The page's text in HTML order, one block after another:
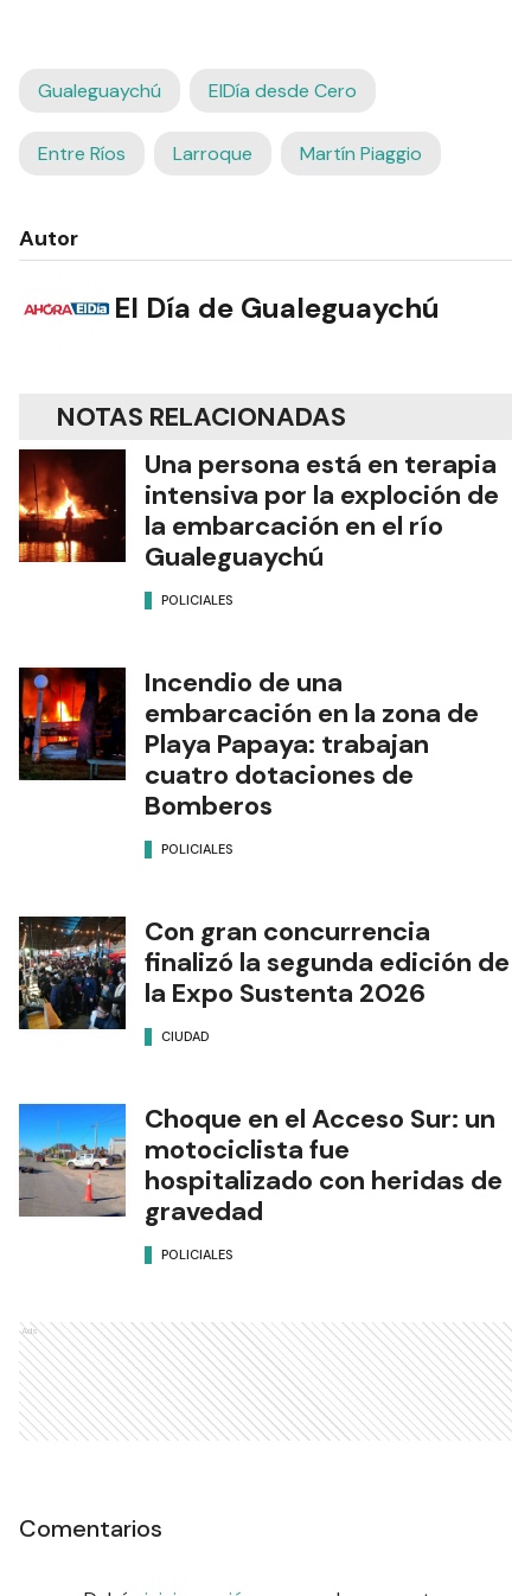
Gualeguaychú ElDía desde Cero
Entre Ríos Larroque Martín Piaggio
Autor
El Día de Gualeguaychú
NOTAS RELACIONADAS
Una persona está en terapia
intensiva por la exploción de
la embarcación en el río
Gualeguaychú
POLICIALES
Incendio de una
embarcación en la zona de
Playa Papaya: trabajan
cuatro dotaciones de
Bomberos
POLICIALES
Con gran concurrencia
finalizó la segunda edición de
la Expo Sustenta 2026
CIUDAD
Choque en el Acceso Sur: un
motociclista fue
hospitalizado con heridas de
gravedad
POLICIALES
Ads
Comentarios